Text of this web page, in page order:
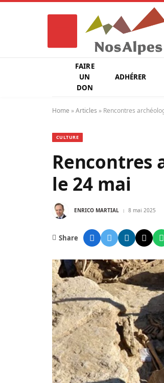
FAIRE
UN
DON
ADHÉRER
Home »Articles » Rencontres
CULTURE
Rencontres
le 24 mai
ENRICO MARTIAL 8 mai 2025
Share